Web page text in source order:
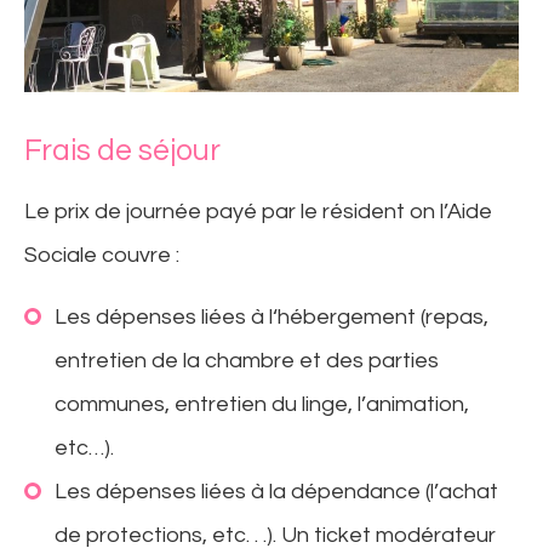
Frais de séjour
Le prix de journée payé par le résident on l’Aide
Sociale couvre :
Les dépenses liées à l‘hébergement (repas,
entretien de la chambre et des parties
communes, entretien du linge, l’animation,
etc…).
Les dépenses liées à la dépendance (l’achat
de protections, etc. . .). Un ticket modérateur